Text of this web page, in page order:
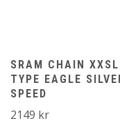
SRAM CHAIN
TYPE EAGLE
SPEED
2149 kr